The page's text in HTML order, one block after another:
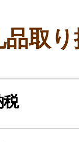
品取